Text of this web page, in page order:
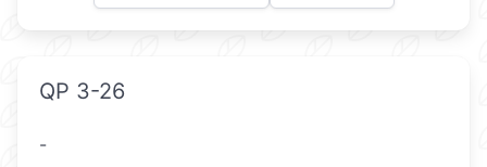
QP 3-26
-